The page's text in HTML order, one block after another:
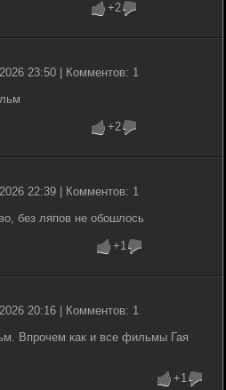
+2
23:50 | Комментов: 1
+2
22:39 | Комментов: 1
без ляпов не обошлось
+1
20:16 | Комментов: 1
Впрочем как и все фильмы Гая
+1